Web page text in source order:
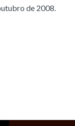
de 2008.